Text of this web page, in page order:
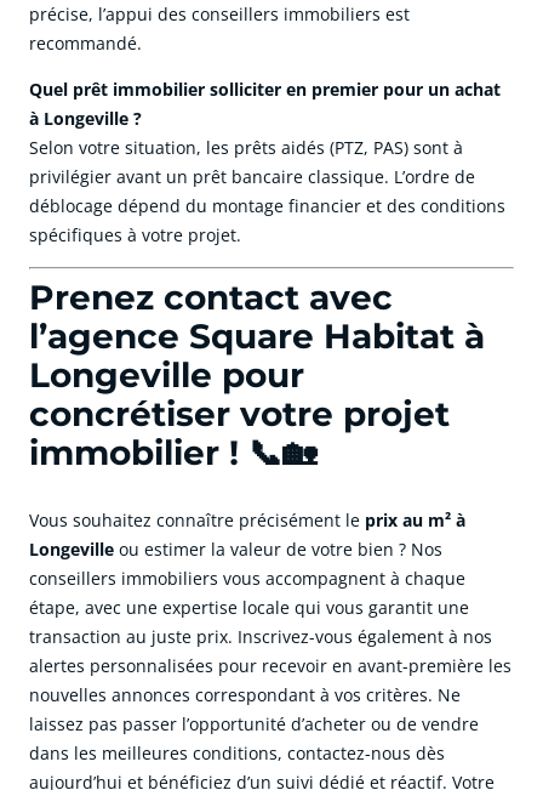
précise, l’appui des conseillers immobiliers est
recommandé.
Quel prêt immobilier solliciter en premier pour un achat
à Longeville ?
Selon votre situation, les prêts aidés (PTZ, PAS) sont à
privilégier avant un prêt bancaire classique. L’ordre de
déblocage dépend du montage financier et des conditions
spécifiques à votre projet.
Prenez contact avec
l’agence Square Habitat à
Longeville pour
concrétiser votre projet
immobilier ! 📞🏡
Vous souhaitez connaître précisément le prix au m² à
Longeville ou estimer la valeur de votre bien ? Nos
conseillers immobiliers vous accompagnent à chaque
étape, avec une expertise locale qui vous garantit une
transaction au juste prix. Inscrivez-vous également à nos
alertes personnalisées pour recevoir en avant-première les
nouvelles annonces correspondant à vos critères. Ne
laissez pas passer l’opportunité d’acheter ou de vendre
dans les meilleures conditions, contactez-nous dès
aujourd’hui et bénéficiez d’un suivi dédié et réactif. Votre